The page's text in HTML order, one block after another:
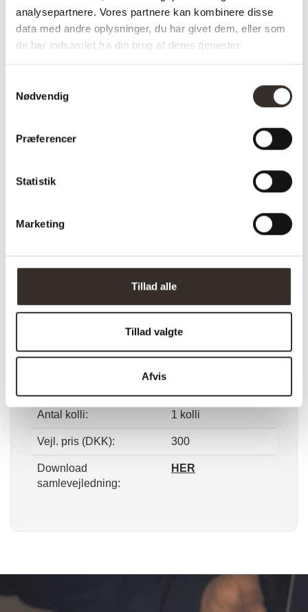
analysepartnere. Vores partnere kan kombinere disse
data med andre oplysninger, du har givet dem, eller som
de har indsamlet fra din brug af deres tjenester.
Nødvendig
Præferencer
Statistik
Marketing
Tillad alle
Tillad valgte
Afvis
knager
Specifikationer:
Model:
Trento Tøjstativ –
I udstilling:
Længde:
Bredde: 3 cm
Vægt (brutto): 1,3 kg
1,1 kg
Samle info: Adskilt
Antal kolli: 1 kolli
Vejl. pris (DKK): 300
Download
samlevejledning:
HER